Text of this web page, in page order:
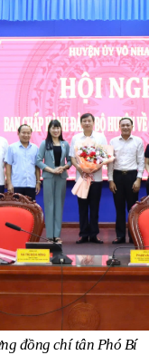
đồng chí tân Phó Bí